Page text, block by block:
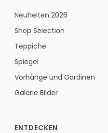
Neuheiten 2026
Shop Selection
Teppiche
Spiegel
Vorhänge und Gardinen
Galerie Bilder
ENTDECKEN